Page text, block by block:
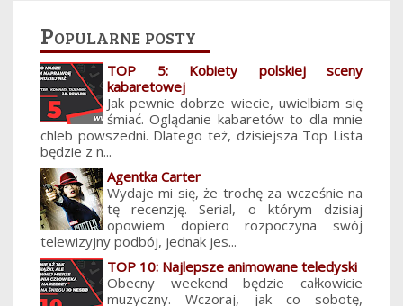
Popularne posty
TOP 5: Kobiety polskiej sceny
kabaretowej
Jak pewnie dobrze wiecie, uwielbiam się
śmiać. Oglądanie kabaretów to dla mnie
chleb powszedni. Dlatego też, dzisiejsza Top Lista
będzie z n...
Agentka Carter
Wydaje mi się, że trochę za wcześnie na
tę recenzję. Serial, o którym dzisiaj
opowiem dopiero rozpoczyna swój
telewizyjny podbój, jednak jes...
TOP 10: Najlepsze animowane teledyski
Obecny weekend będzie całkowicie
muzyczny. Wczoraj, jak co sobotę,